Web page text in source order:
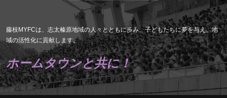
藤枝MYFCは、志太榛原地域の人々とともに歩み、子どもたちに夢を与え、地
域の活性化に貢献します。
ホームタウンと共に！